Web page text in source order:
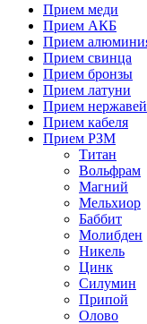
Прием меди
Прием АКБ
Прием
Прием свинца
Прием бронзы
Прием латуни
Прием
Прием кабеля
Прием РЗМ
Титан
Вольфрам
Магний
Мельхиор
Баббит
Молибден
Никель
Цинк
Силумин
Припой
Олово